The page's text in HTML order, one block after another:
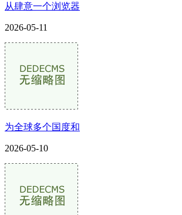
从肆意一个浏览器
2026-05-11
为全球多个国度和
2026-05-10